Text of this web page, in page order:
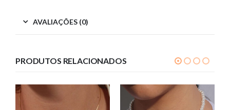
AVALIAÇÕES (0)
PRODUTOS RELACIONADOS